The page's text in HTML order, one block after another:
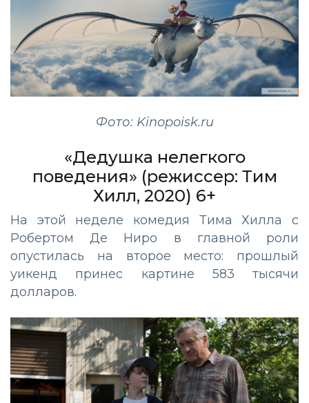
Фото: Kinopoisk.ru
«Дедушка нелегкого
поведения» (режиссер: Тим
Хилл, 2020) 6+
На этой неделе комедия Тима Хилла с
Робертом Де Ниро в главной роли
опустилась на второе место: прошлый
уикенд принес картине 583 тысячи
долларов.